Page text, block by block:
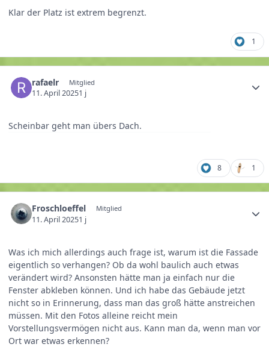
Klar der Platz ist extrem begrenzt.
1
rafaelr Mitglied
11. April 20251 j
Scheinbar geht man übers Dach.
8 1
Froschloeffel Mitglied
11. April 20251 j
Was ich mich allerdings auch frage ist, warum ist die Fassade
eigentlich so verhangen? Ob da wohl baulich auch etwas
verändert wird? Ansonsten hätte man ja einfach nur die
Fenster abkleben können. Und ich habe das Gebäude jetzt
nicht so in Erinnerung, dass man das groß hätte anstreichen
müssen. Mit den Fotos alleine reicht mein
Vorstellungsvermögen nicht aus. Kann man da, wenn man vor
Ort war etwas erkennen?